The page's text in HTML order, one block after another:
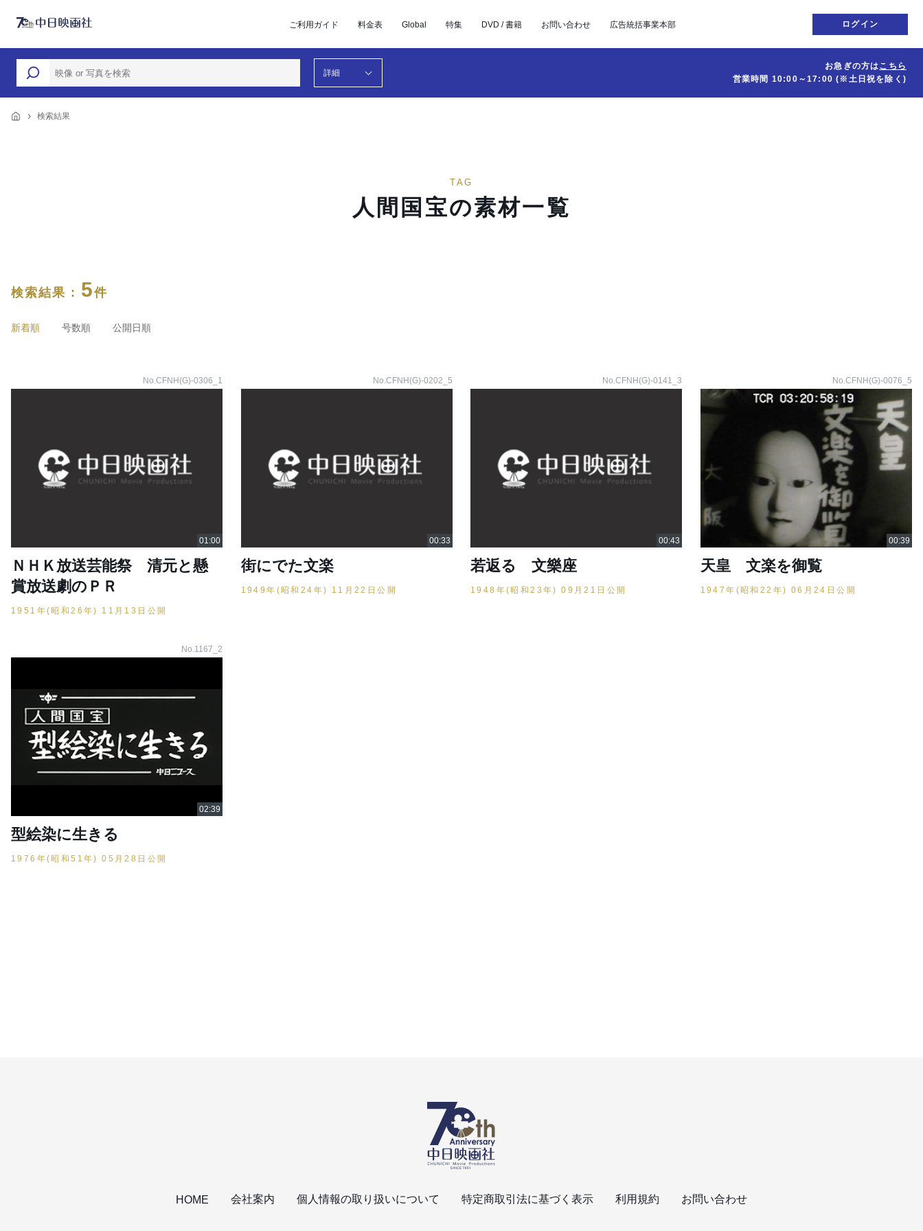
ご利用ガイド 料金表 Global 特集 DVD / 書籍 お問い合わせ 広告統括事業本部 ログイン
詳細
お急ぎの方はこちら
営業時間 10:00～17:00(※土日祝を除く)
検索結果
TAG
人間国宝の素材一覧
検索結果 : 5件
新着順 号数順 公開日順
No.CFNH(G)-0306_1
ＮＨＫ放送芸能祭 清元と懸
賞放送劇のＰＲ
1951年(昭和26年) 11月13日公開
No.CFNH(G)-0202_5
街にでた文楽
1949年(昭和24年) 11月22日公開
No.CFNH(G)-0141_3
若返る 文樂座
1948年(昭和23年) 09月21日公開
No.CFNH(G)-0076_5
天皇 文楽を御覧
1947年(昭和22年) 06月24日公開
No.1167_2
型絵染に生きる
1976年(昭和51年) 05月28日公開
HOME 会社案内 個人情報の取り扱いについて 特定商取引法に基づく表示 利用規約 お問い合わせ